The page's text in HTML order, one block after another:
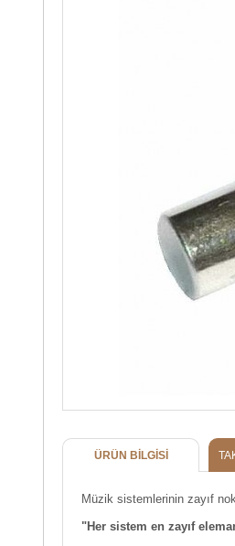
ÜRÜN BILGISI
Müzik sistemlerinin zayıf
"Her sistem en zayıf